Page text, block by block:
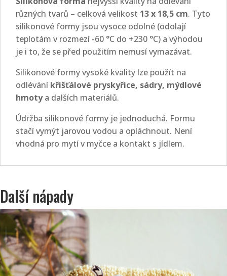
různých tvarů – celková velikost 13 x 18,5 cm. Tyto
silikonové formy jsou vysoce odolné (odolají
teplotám v rozmezí -60 °C do +230 °C) a výhodou
je i to, že se před použitím nemusí vymazávat.
Silikonové formy vysoké kvality lze použít na
odlévání křišťálové pryskyřice, sádry, mýdlové
hmotya dalších materiálů.
Údržba silikonové formy je jednoduchá. Formu
stačí vymýt jarovou vodou a opláchnout. Není
vhodná pro mytí v myčce a kontakt s jídlem.
Další nápady